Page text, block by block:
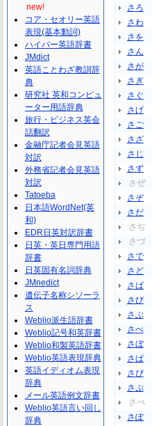
さろ
さわ
さを
さん
さが
さぎ
さぐ
さげ
さご
さざ
さじ
さず
さぜ
さぞ
さだ
さぢ
さづ
さで
さど
さば
さび
さぶ
さべ
さぼ
さぱ
さぴ
さぷ
さぺ
さぽ
new!
コア・セオリー英語
表現(基本動詞)
ハイパー英語辞書
JMdict
英語ことわざ教訓辞
典
研究社 英和コンピュ
ーター用語辞典
旅行・ビジネス英会
話翻訳
金融庁記者会見英語
対訳
外務省記者会見英語
対訳
Tatoeba
日本語WordNet(英
和)
EDR日英対訳辞書
日英・英日専門用語
辞書
日英固有名詞辞典
JMnedict
遺伝子名称シソーラ
ス
Weblio派生語辞書
Weblio記号和英辞書
Weblio和製英語辞書
Weblio英語表現辞典
英語イディオム表現
辞典
メール英語例文辞書
Weblio英語言い回し
辞典